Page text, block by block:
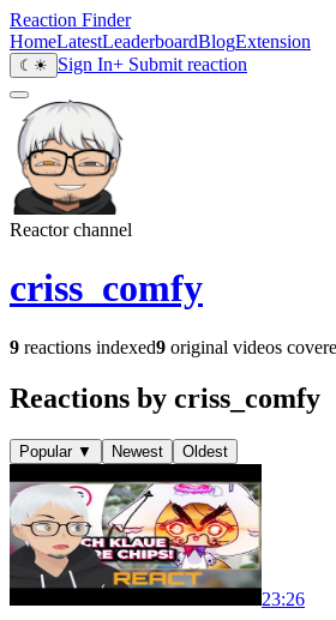
Reaction Finder
HomeLatestLeaderboardBlogExtension
☾ ☀ Sign In+ Submit reaction
Reactor channel
criss_comfy
9 reactions indexed9 original videos
Reactions by criss_comfy
Popular ▼ Newest Oldest
23:26